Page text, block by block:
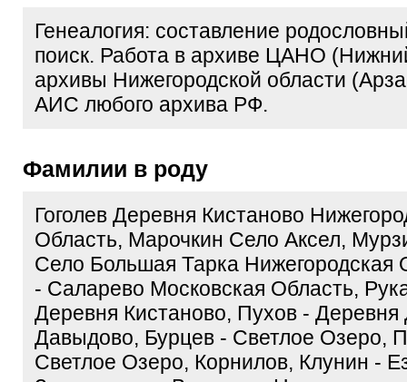
Генеалогия: составление
поиск. Работа в архиве ЦАНО
архивы Нижегородской области
АИС любого архива РФ.
Фамилии в роду
Гоголев Деревня Кистаново
Область, Марочкин Село Аксел,
Село Большая Тарка Нижегородская
- Саларево Московская Область,
Деревня Кистаново, Пухов - Деревня
Давыдово, Бурцев - Светлое Озеро,
Светлое Озеро, Корнилов, Клунин -